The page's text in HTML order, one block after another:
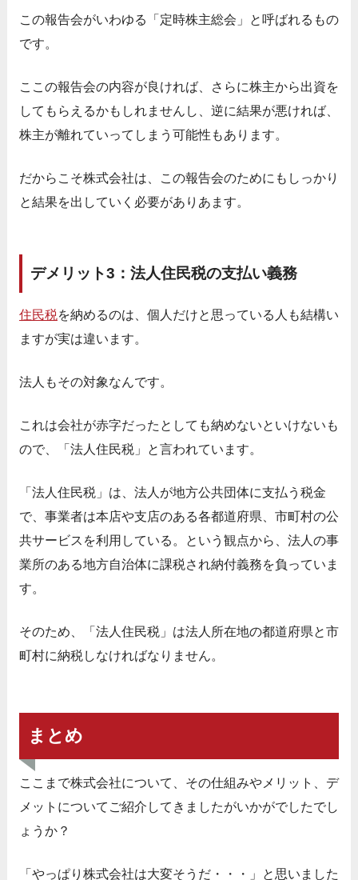
この報告会がいわゆる「定時株主総会」と呼ばれるもの
です。
ここの報告会の内容が良ければ、さらに株主から出資を
してもらえるかもしれませんし、逆に結果が悪ければ、
株主が離れていってしまう可能性もあります。
だからこそ株式会社は、この報告会のためにもしっかり
と結果を出していく必要がありあます。
デメリット3：法人住民税の支払い義務
住民税を納めるのは、個人だけと思っている人も結構い
ますが実は違います。
法人もその対象なんです。
これは会社が赤字だったとしても納めないといけないも
ので、「法人住民税」と言われています。
「法人住民税」は、法人が地方公共団体に支払う税金
で、事業者は本店や支店のある各都道府県、市町村の公
共サービスを利用している。という観点から、法人の事
業所のある地方自治体に課税され納付義務を負っていま
す。
そのため、「法人住民税」は法人所在地の都道府県と市
町村に納税しなければなりません。
まとめ
ここまで株式会社について、その仕組みやメリット、デ
メットについてご紹介してきましたがいかがでしたでし
ょうか？
「やっぱり株式会社は大変そうだ・・・」と思いました